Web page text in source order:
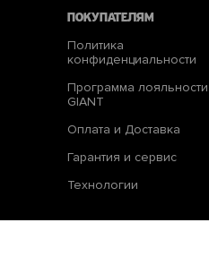
Покупателям
Политика
конфиденциальности
Программа лояльности
GIANT
Оплата и Доставка
Гарантия и сервис
Технологии